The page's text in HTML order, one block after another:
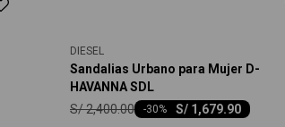
DIESEL
Sandalias Urbano para Mujer D-
HAVANNA SDL
S/ 1,679.90
-30
S/2,400.00